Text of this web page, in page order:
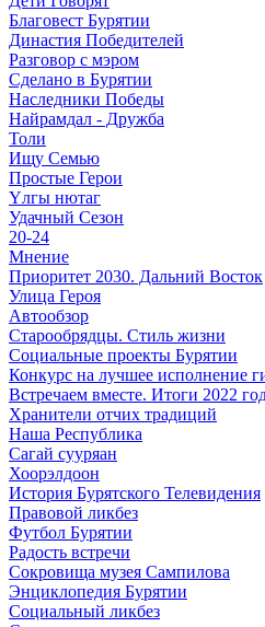
Благовест Бурятии
Династия Победителей
Разговор с мэром
Сделано в Бурятии
Наследники Победы
Найрамдал - Дружба
Толи
Ищу Cемью
Простые Герои
Үлгы нютаг
Удачный Сезон
20-24
Мнение
Приоритет 2030. Дальний Восток
Улица Героя
Автообзор
Старообрядцы. Cтиль жизни
Социальные проекты Бурятии
Конкурс на лучшее исполнение
Встречаем вместе. Итоги 2022
Хранители отчих традиций
Наша Республика
Сагай сууряан
Хоорэлдоон
История Бурятского Телевидения
Правовой ликбез
Футбол Бурятии
Радость встречи
Сокровища музея Сампилова
Энциклопедия Бурятии
Социальный ликбез